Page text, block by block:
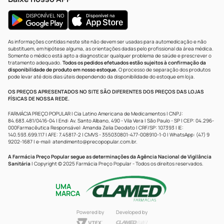
As informações contidas neste site não devem ser usadas para automedicação e não
substituem, em hipótese alguma, as orientações dadas pelo profissional da área médica.
Somente o médico está apto a diagnosticar qualquer problema de saúde e prescrever o
tratamento adequado. Todos os pedidos efetuados estão sujeitos à confirmação da
disponibilidade de produto em nosso estoque.O processo de separação dos produtos
pode levar até dois dias úteis dependendo da disponibilidade do estoque em loja.
OS PREÇOS APRESENTADOS NO SITE SÃO DIFERENTES DOS PREÇOS DAS LOJAS
FÍSICAS DE NOSSA REDE.
FARMÁCIA PREÇO POPULAR | Cia Latino Americana de Medicamentos | CNPJ:
84.683.481/0416-04 | End: Av. Santo Albano, 490 - Vila Vera | São Paulo - SP | CEP: 04.296-
000Farmacêutica Responsável: Amanda Zelia Deodato | CRF/SP: 107393 | IE:
140.593.699.117 | AFE: 7.45817-2 | CMVS - 355030801-477-008910-1-0 | WhatsApp: (47) 9
9202-1687 | e-mail: atendimento@precopopular.com.br.
A Farmácia Preço Popular segue as determinações da Agência Nacional de Vigilância
Sanitária | Copyright © 2025 Farmácia Preço Popular - Todos os direitos reservados.
UMA
MARCA
Powered by Developed by